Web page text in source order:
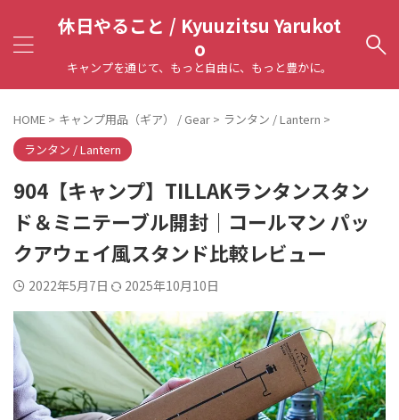
休日やること / Kyuuzitsu Yarukot
o
キャンプを通じて、もっと自由に、もっと豊かに。
HOME > キャンプ用品（ギア） / Gear > ランタン / Lantern >
ランタン / Lantern
904【キャンプ】TILLAKランタンスタン
ド＆ミニテーブル開封｜コールマン パッ
クアウェイ風スタンド比較レビュー
2022年5月7日 2025年10月10日